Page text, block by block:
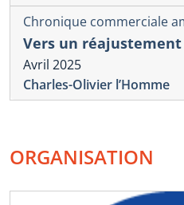
Chronique commerciale
Vers un
Avril 2025
Charles-Olivier l’Homme
ORGANISATION